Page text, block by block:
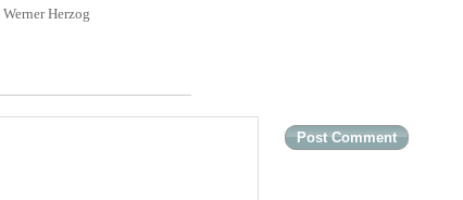
Werner Herzog